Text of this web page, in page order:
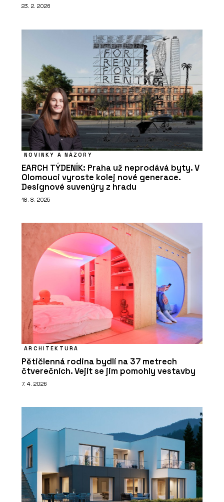
23. 2. 2026
NOVINKY A NÁZORY
EARCH TÝDENÍK: Praha už neprodává byty. V
Olomouci vyroste kolej nové generace.
Designové suvenýry z hradu
18. 8. 2025
ARCHITEKTURA
Pětičlenná rodina bydlí na 37 metrech
čtverečních. Vejít se jim pomohly vestavby
7. 4. 2026